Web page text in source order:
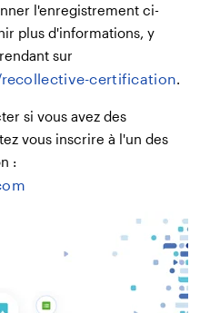
l'enregistrement ci-
plus d'informations, y
sur
certification.
si vous avez des
vous inscrire à l'un des
: